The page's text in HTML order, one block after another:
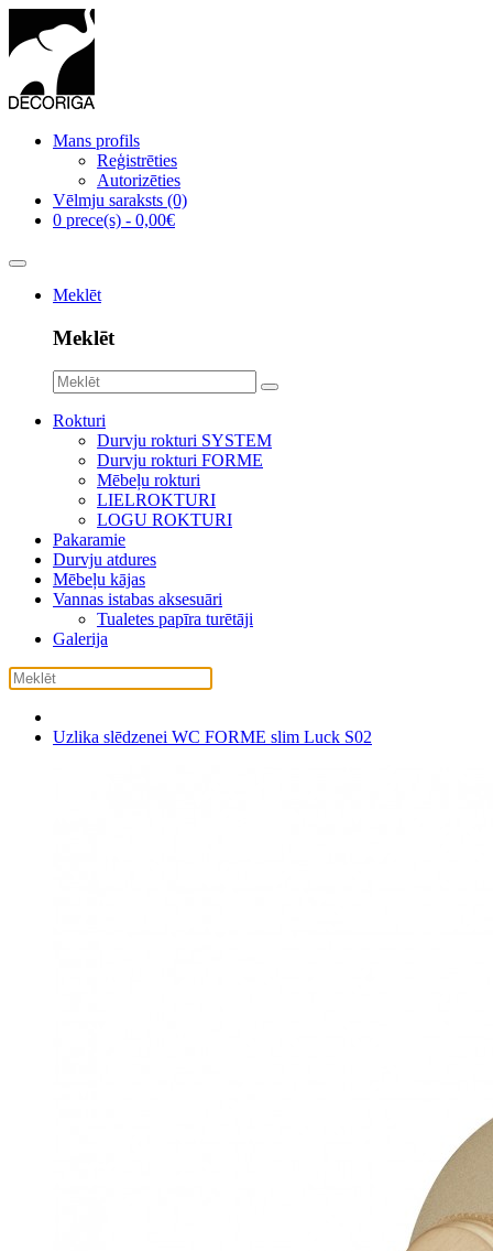
Mans profils
Reģistrēties
Autorizēties
Vēlmju saraksts (0)
0 prece(s) - 0,00€
Meklēt
Meklēt
Rokturi
Durvju rokturi SYSTEM
Durvju rokturi FORME
Mēbeļu rokturi
LIELROKTURI
LOGU ROKTURI
Pakaramie
Durvju atdures
Mēbeļu kājas
Vannas istabas aksesuāri
Tualetes papīra turētāji
Galerija
Uzlika slēdzenei WC FORME slim Luck S02